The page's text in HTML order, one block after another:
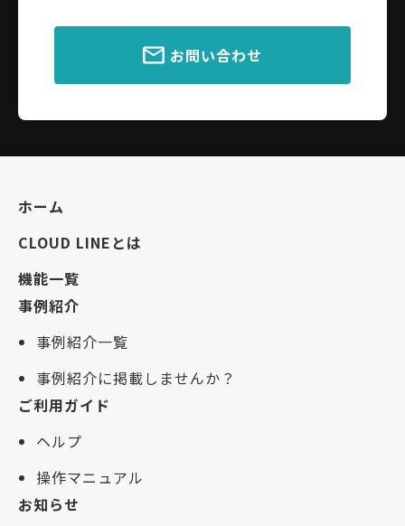
お問い合わせ
ホーム
CLOUD LINEとは
機能一覧
事例紹介
事例紹介一覧
事例紹介に掲載しませんか？
ご利用ガイド
ヘルプ
操作マニュアル
お知らせ